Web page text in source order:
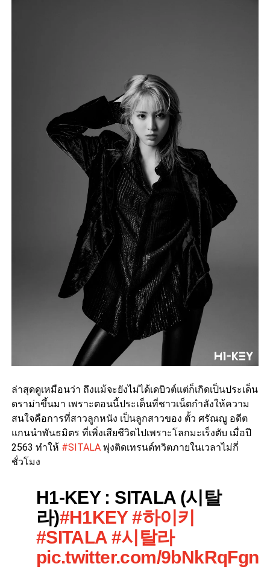
ล่าสุดดูเหมือนว่า ถึงแม้จะยังไม่ได้เดบิวต์แต่ก็เกิดเป็นประเด็น
ดราม่าขึ้นมา เพราะตอนนี้ประเด็นที่ชาวเน็ตกำลังให้ความ
สนใจคือการที่สาวลูกหนัง เป็นลูกสาวของ ตั้ว ศรัณญู อดีต
แกนนำพันธมิตร ที่เพิ่งเสียชีวิตไปเพราะโลกมะเร็งตับ เมื่อปี
2563 ทำให้ #SITALAพุ่งติดเทรนด์ทวิตภายในเวลาไม่กี่
ชั่วโมง
H1-KEY : SITALA (시탈
라)#H1KEY #하이키
#SITALA #시탈라
pic.twitter.com/9bNkRqFgng